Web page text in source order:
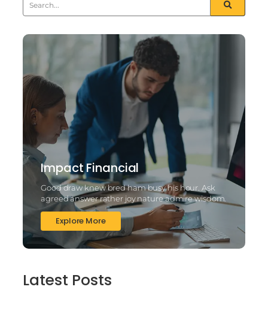
Impact Financial
Good draw knew bred ham busy his hour. Ask
agreed answer rather joy nature admire wisdom.
Explore More
Latest Posts